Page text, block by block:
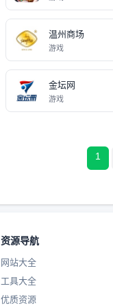
温州商场
游戏
金坛网
游戏
1
资源导航
网站大全
工具大全
优质资源